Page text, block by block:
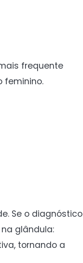
frequente
feminino.
Se o diagnóstico
glândula:
tornando a